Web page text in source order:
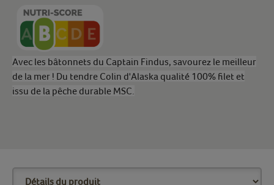
Avec les bâtonnets du Captain Findus, savourez le meilleur
de la mer ! Du tendre Colin d'Alaska qualité 100% filet et
issu de la pêche durable MSC.